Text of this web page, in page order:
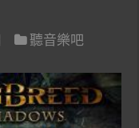
聽音樂吧